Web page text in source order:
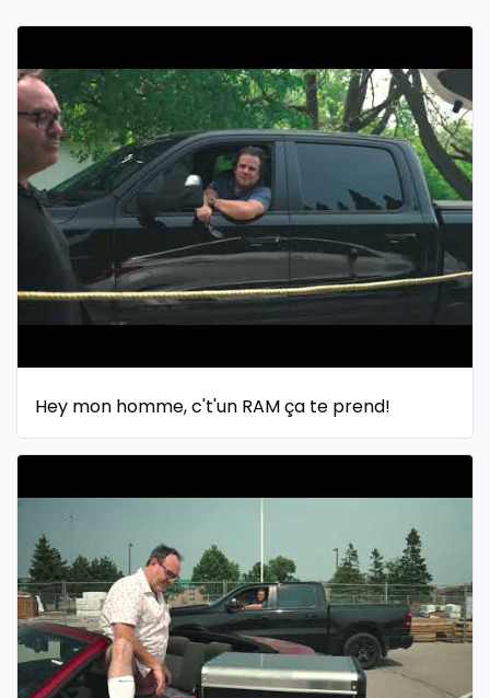
Hey mon homme, c't'un RAM ça te prend!